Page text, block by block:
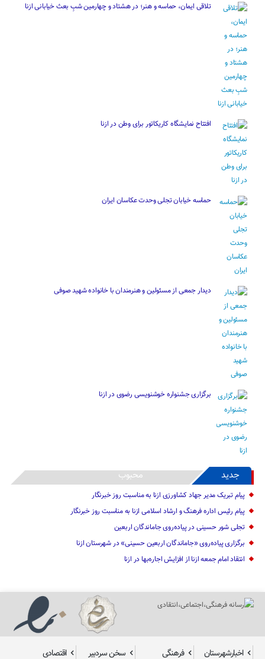
تلاقی ایمان، حماسه و هنر؛ در هشتاد و چهارمین شبِ بعث خیابانی ازنا
افتتاح نمایشگاه کاریکاتور برای وطن در ازنا
حماسه خیابان تجلی وحدت عکاسان ایران
دیدار جمعی از مسئولین و هنرمندان با خانواده شهید صوفی
برگزاری جشنواره خوشنویسی رضوی در ازنا
جدید محبوب
پیام تبریک مدیر جهاد کشاورزی ازنا به مناسبت روز خبرنگار
پیام رئیس اداره فرهنگ و ارشاد اسلامی ازنا به مناسبت روز خبرنگار
تجلی شور حسینی در پیاده‌روی جاماندگان اربعین
برگزاری پیاده‌روی «جاماندگان اربعین حسینی» در شهرستان ازنا
انتقاد امام جمعه ازنا از افزایش اجاره‌بها در ازنا
اخبارشهرستان فرهنگی سخن سردبیر اقتصادی